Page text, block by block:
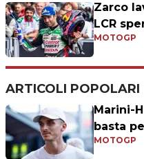
Zarco
LCR
MOTOGP
ARTICOLI POPOLARI
Marini-
basta
MOTOGP